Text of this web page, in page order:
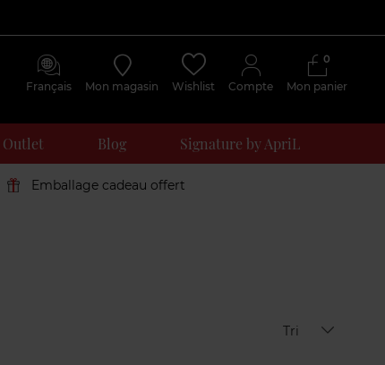
Français Mon magasin Wishlist Compte Mon panier
0
Blog Signature by ApriL
Emballage cadeau offert
Tri